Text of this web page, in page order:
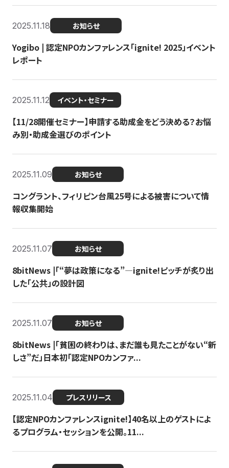
2025.11.18 お知らせ
Yogibo | 認定NPOカンファレンス「ignite! 2025」イベント
レポート
2025.11.12 イベント・セミナー
【11/28開催セミナー】申請する助成金をどう決める？お悩
み別・助成金選びのポイント
2025.11.09 お知らせ
コングラント、フィリピン台風25号による被害について情
報収集開始
2025.11.07 お知らせ
8bitNews |「“夢は政策になる”—ignite!ピッチが炙り出
した「公共」の設計図
2025.11.07 お知らせ
8bitNews |「貧困の終わりは、まだ誰も見たことがない“新
しさ”だ」日本初「認定NPOカンファ...
2025.11.04 プレスリリース
【認定NPOカンファレンスignite!】40名以上のゲストによ
るプログラム・セッションを公開。11...